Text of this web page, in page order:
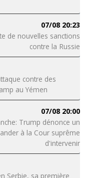
07/08 20:23
de nouvelles sanctions
contre la Russie
contre des
au Yémen
07/08 20:00
Trump dénonce un
à la Cour suprême
d'intervenir
Serbie, sa première